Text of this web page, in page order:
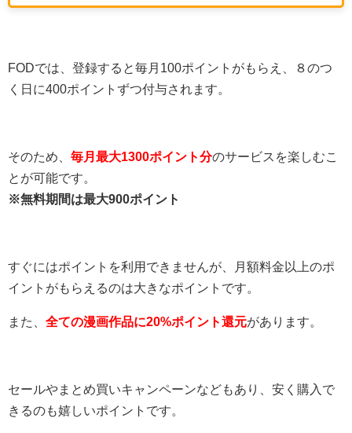
FODでは、登録すると毎月100ポイントがもらえ、８のつ
く日に400ポイントずつ付与されます。
そのため、 毎月最大1300ポイント分のサービスを楽しむこ
とが可能です。
※無料期間は最大900ポイント
すぐにはポイントを利用できませんが、月額料金以上のポ
イントがもらえるのは大きなポイントです。
また、 全ての漫画作品に20%ポイント還元があります。
セールやまとめ買いキャンペーンなどもあり、安く購入で
きるのも嬉しいポイントです。